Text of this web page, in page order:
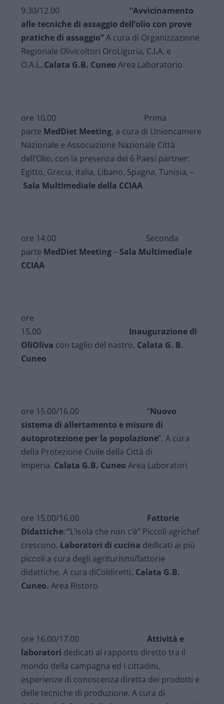
9.30/12.00“Avvicinamento
alle tecniche di assaggio dell’olio con prove
pratiche di assaggio”A cura di Organizzazione
Regionale Olivicoltori OroLiguria, C.I.A. e
O.A.L..Calata G.B. Cuneo Area Laboratorio
ore 10.00 Prima
parte MedDiet Meeting, a cura di Unioncamere
Nazionale e Associazione Nazionale Città
dell’Olio, con la presenza dei 6 Paesi partner:
Egitto, Grecia, Italia, Libano, Spagna, Tunisia, –
Sala Multimediale della CCIAA
ore 14.00 Seconda
parte MedDiet Meeting – Sala Multimediale
CCIAA
ore
15.00 Inaugurazione di
OliOliva con taglio del nastro. Calata G. B.
Cuneo
ore 15.00/16.00 “Nuovo
sistema di allertamento e misure di
autoprotezione per la popolazione”. A cura
della Protezione Civile della Città di
Imperia. Calata G.B. Cuneo Area Laboratori
ore 15.00/16.00 Fattorie
Didattiche: “L’isola che non c’è” Piccoli agrichef
crescono. Laboratori di cucina dedicati ai più
piccoli a cura degli agriturismi/fattorie
didattiche. A cura diColdiretti. Calata G.B.
Cuneo. Area Ristoro
ore 16.00/17.00 Attività e
laboratori dedicati al rapporto diretto tra il
mondo della campagna ed i cittadini,
esperienze di conoscenza diretta dei prodotti e
delle tecniche di produzione. A cura di